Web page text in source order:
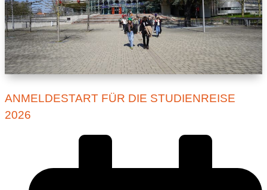
ANMELDESTART FÜR DIE STUDIENREISE
2026